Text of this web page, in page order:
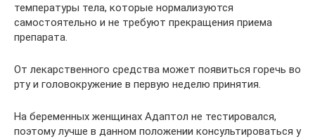
температуры тела, которые нормализуются
самостоятельно и не требуют прекращения приема
препарата.
От лекарственного средства может появиться горечь во
рту и головокружение в первую неделю принятия.
На беременных женщинах Адаптол не тестировался,
поэтому лучше в данном положении консультироваться у